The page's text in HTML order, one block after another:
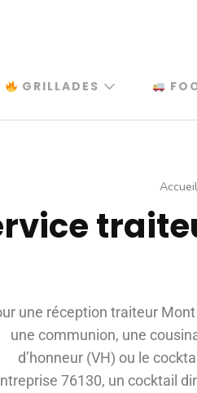
GRILLADES
Accueil
une réception traiteur
une communion, une
d’honneur (VH) ou le
76130, un cocktail